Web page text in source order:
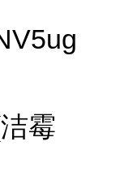
霉